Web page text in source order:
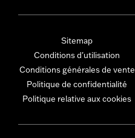
Sitemap
Conditions d'utilisation
Conditions générales de vente
Politique de confidentialité
Politique relative aux cookies